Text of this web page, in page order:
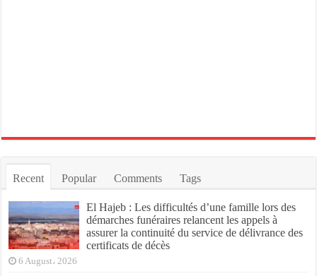
Recent Popular Comments Tags
El Hajeb : Les difficultés d’une famille lors des
démarches funéraires relancent les appels à
assurer la continuité du service de délivrance des
certificats de décès
6 August، 2026